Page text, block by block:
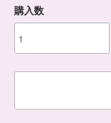
購入数